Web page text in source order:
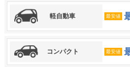
軽自動車 最安値
コンパクト 最安値